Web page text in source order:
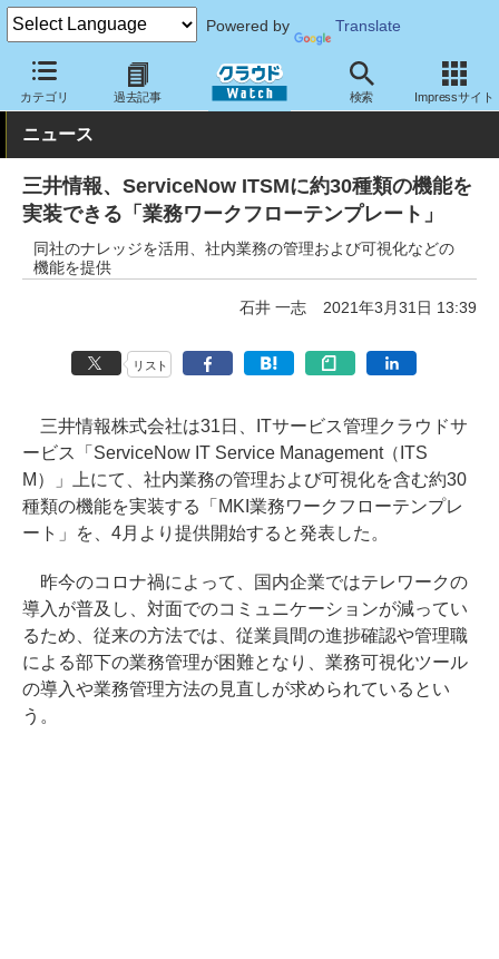
Powered by Translate
カテゴリ 過去記事 検索 Impressサイト
クラウド Watch サービス・ソフト サービス 業務関連
ニュース
三井情報、ServiceNow ITSMに約30種類の機能を
実装できる「業務ワークフローテンプレート」
同社のナレッジを活用、社内業務の管理および可視化などの
機能を提供
石井 一志 2021年3月31日 13:39
リスト
三井情報株式会社は31日、ITサービス管理クラウドサ
ービス「ServiceNow IT Service Management（ITS
M）」上にて、社内業務の管理および可視化を含む約30
種類の機能を実装する「MKI業務ワークフローテンプレ
ート」を、4月より提供開始すると発表した。
昨今のコロナ禍によって、国内企業ではテレワークの
導入が普及し、対面でのコミュニケーションが減ってい
るため、従来の方法では、従業員間の進捗確認や管理職
による部下の業務管理が困難となり、業務可視化ツール
の導入や業務管理方法の見直しが求められているとい
う。